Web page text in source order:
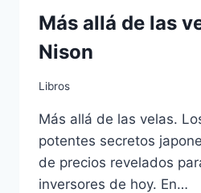
(SCRIPT
GRATIS)
Más allá de las
Nison
Libros
Más allá de las velas.
potentes secretos
de precios revelados
inversores de hoy. En…